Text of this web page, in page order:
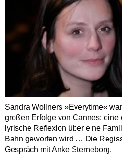
Sandra Wollners »Everytime«
großen Erfolge von Cannes: eine
lyrische Reflexion über eine
Bahn geworfen wird … Die
Gespräch mit Anke Sterneborg.